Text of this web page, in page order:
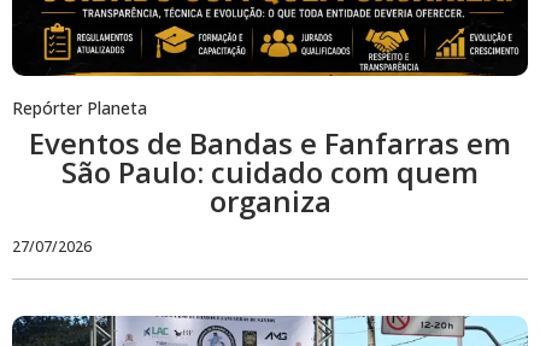
Repórter Planeta
Eventos de Bandas e Fanfarras em
São Paulo: cuidado com quem
organiza
27/07/2026